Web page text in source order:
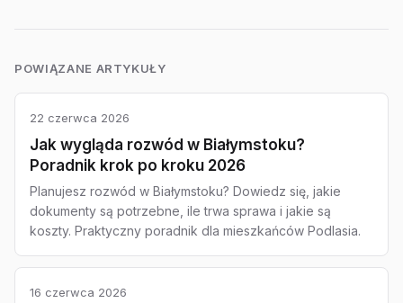
POWIĄZANE ARTYKUŁY
22 czerwca 2026
Jak wygląda rozwód w Białymstoku?
Poradnik krok po kroku 2026
Planujesz rozwód w Białymstoku? Dowiedz się, jakie
dokumenty są potrzebne, ile trwa sprawa i jakie są
koszty. Praktyczny poradnik dla mieszkańców Podlasia.
16 czerwca 2026